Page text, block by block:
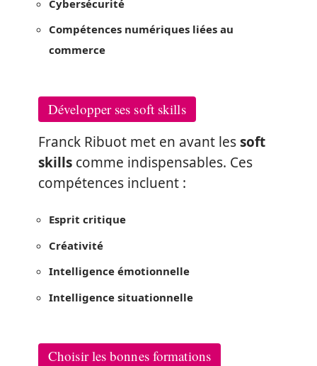
Cybersécurité
Compétences numériques liées au
commerce
Développer ses soft skills
Franck Ribuot met en avant lessoft
skills comme indispensables. Ces
compétences incluent :
Esprit critique
Créativité
Intelligence émotionnelle
Intelligence situationnelle
Choisir les bonnes formations